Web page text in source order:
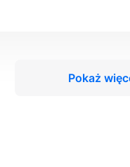
Pokaż